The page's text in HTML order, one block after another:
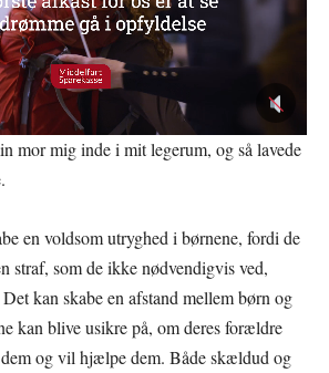
mor mig inde i mit legerum, og så lavede
en voldsom utryghed i børnene, fordi de
straf, som de ikke nødvendigvis ved,
kan skabe en afstand mellem børn og
kan blive usikre på, om deres forældre
og vil hjælpe dem. Både skældud og